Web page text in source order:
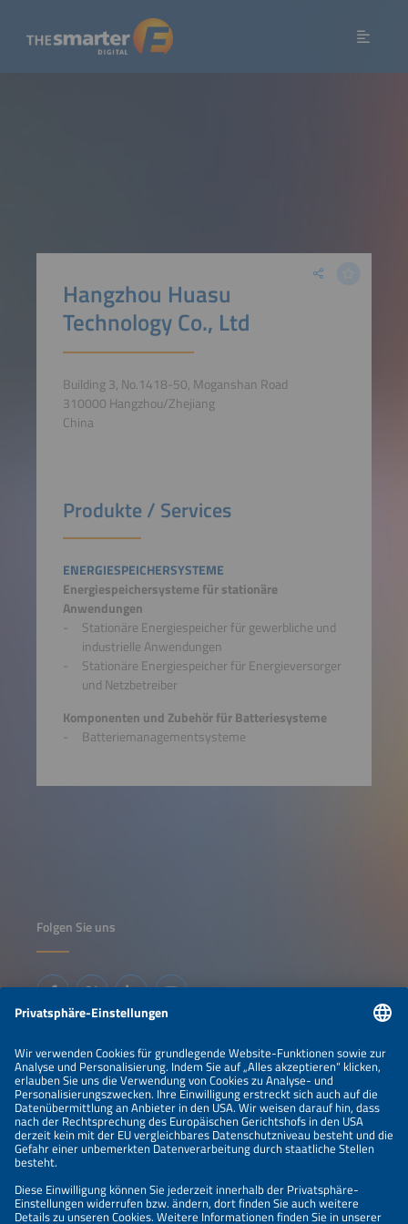
Hangzhou Huasu
Technology Co., Ltd
Building 3, No.1418-50, Moganshan Road
310000 Hangzhou/Zhejiang
China
Produkte / Services
ENERGIESPEICHERSYSTEME
Energiespeichersysteme für stationäre
Anwendungen
Stationäre Energiespeicher für gewerbliche und
industrielle Anwendungen
Stationäre Energiespeicher für Energieversorger
und Netzbetreiber
Komponenten und Zubehör für Batteriesysteme
Batteriemanagementsysteme
Folgen Sie uns
Informationen
IMPRESSUM
KONTAKT
ÜBER UNS
VERANSTALTER